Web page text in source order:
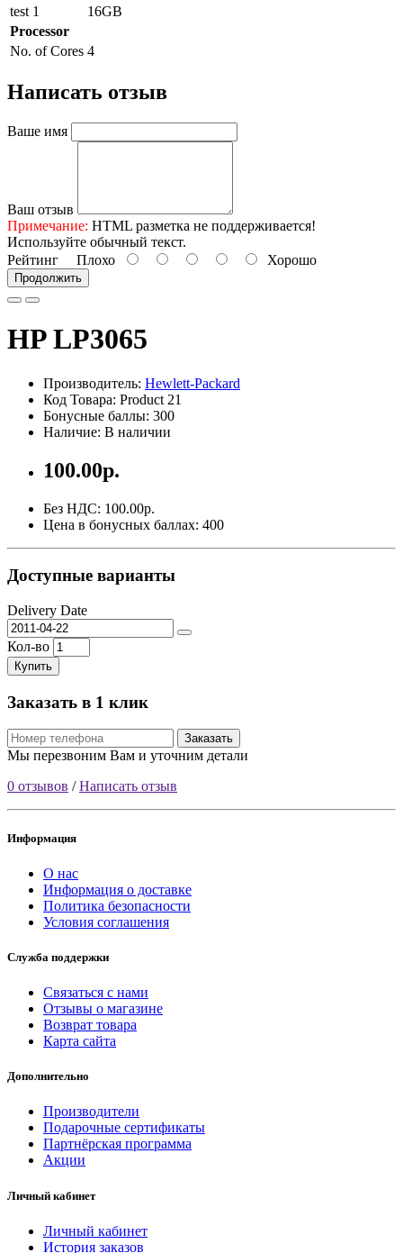
test 1
16GB
Processor
No. of Cores 4
Написать отзыв
Ваше имя
Ваш отзыв
Примечание: HTML разметка не поддерживается!
Используйте обычный текст.
Рейтинг Плохо Хорошо
Продолжить
HP LP3065
Производитель: Hewlett-Packard
Код Товара: Product 21
Бонусные баллы: 300
Наличие: В наличии
100.00р.
Без НДС: 100.00р.
Цена в бонусных баллах: 400
Доступные варианты
Delivery Date
Кол-во
Купить
Заказать в 1 клик
Заказать
Мы перезвоним Вам и уточним детали
0 отзывов /Написать отзыв
Информация
О нас
Информация о доставке
Политика безопасности
Условия соглашения
Служба поддержки
Связаться с нами
Отзывы о магазине
Возврат товара
Карта сайта
Дополнительно
Производители
Подарочные сертификаты
Партнёрская программа
Акции
Личный кабинет
Личный кабинет
История заказов